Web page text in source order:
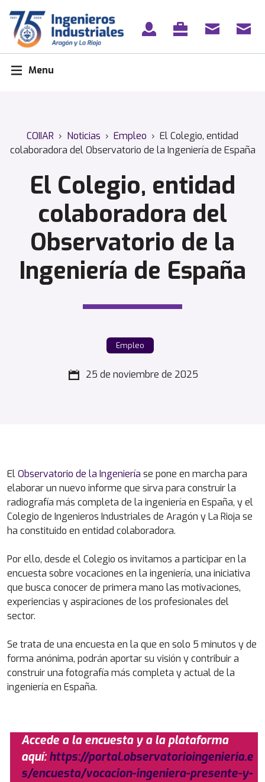
content
Menu
COIIAR › Noticias › Empleo › El Colegio, entidad
colaboradora del Observatorio de la Ingeniería de España
El Colegio, entidad
colaboradora del
Observatorio de la
Ingeniería de España
Empleo
25 de noviembre de 2025
ElObservatorio de la Ingeniería se pone en marcha para
elaborar un nuevo informe que sirva para construir la
radiografía más completa de la ingeniería en España, y el
Colegio de Ingenieros Industriales de Aragón y La Rioja se
ha constituido en entidad colaboradora.
Por ello, desde el Colegio os invitamos a participar en la
encuesta sobre vocaciones en la ingeniería, una iniciativa
que busca conocer de primera mano las motivaciones,
experiencias y aspiraciones de los profesionales del
sector.
Se trata de una encuesta en la que en solo 5 minutos y de
forma anónima, podrán aportar su visión y contribuir a
construir una fotografía más completa y actual de la
ingeniería en España.
Accede a la encuesta y a la plataforma
aquí: https://portal.observatorioingenieria.e
s/encuesta/vocacion-ingeniera-presente-y-